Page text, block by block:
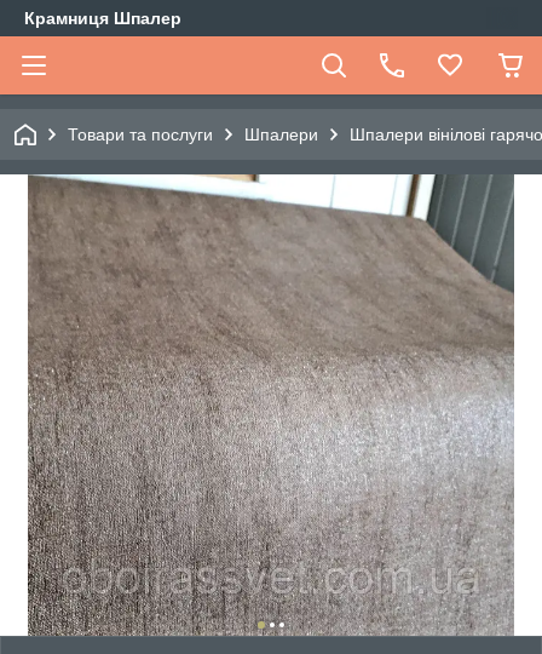
Крамниця Шпалер
Товари та послуги Шпалери Шпалери вінілові